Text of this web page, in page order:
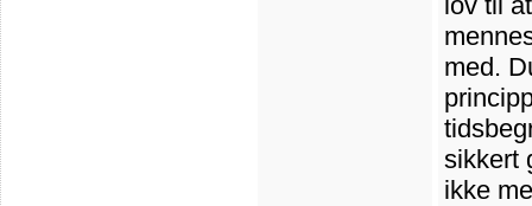
med.
sikkert
ikke